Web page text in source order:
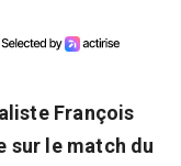
François
sur le match du